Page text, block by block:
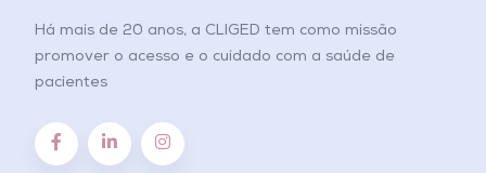
Há mais de 20 anos, a CLIGED tem como missão
promover o acesso e o cuidado com a saúde de
pacientes